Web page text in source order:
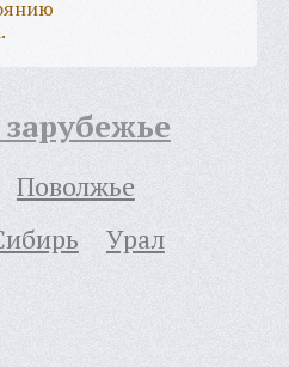
Поволжье
Урал